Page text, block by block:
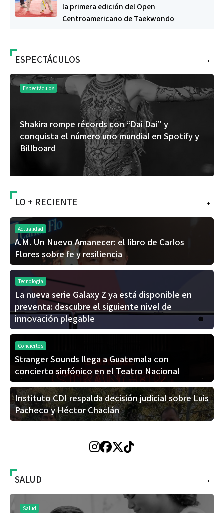
la primera edición del Open
Centroamericano de Taekwondo
+
ESPECTÁCULOS
Espectáculos
Shakira rompe récords con “Dai Dai” y
conquista el número uno mundial en Spotify y
Billboard
+
LO + RECIENTE
Actualidad
A.M. Un Nuevo Amanecer: el libro de Carlos
Flores sobre fe y resiliencia
Tecnología
La nueva serie Galaxy Z ya está disponible en
preventa: descubre el siguiente nivel de
innovación plegable
Conciertos
Stranger Sounds llega a Guatemala con
concierto sinfónico en el Teatro Nacional
Instituto CDI respalda decisión judicial sobre Luis
Pacheco y Héctor Chaclán
+
SALUD
Salud